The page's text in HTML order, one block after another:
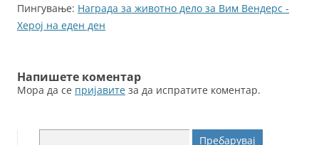
Пингување: Награда за животно дело за Вим Вендерс -
Херој на еден ден
Напишете коментар
Мора да се пријавите за да испратите коментар.